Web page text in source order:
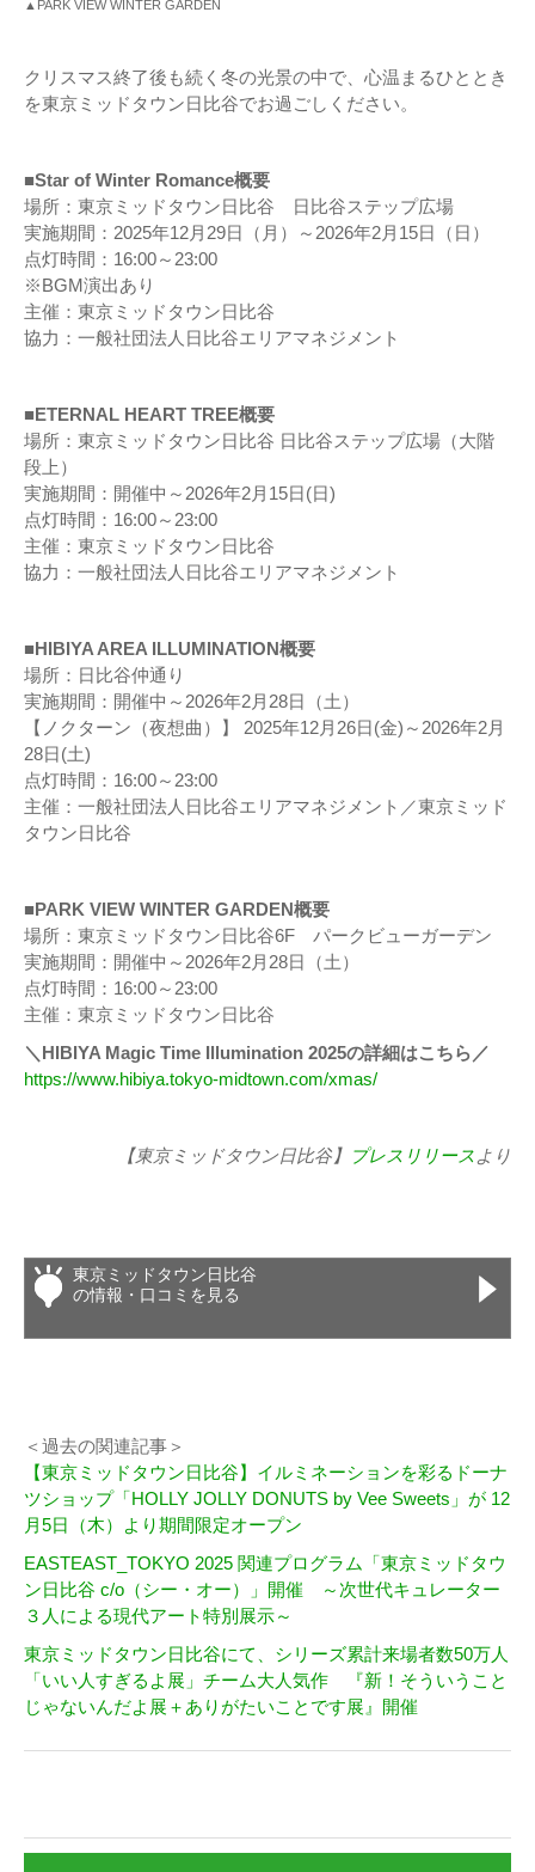
▲PARK VIEW WINTER GARDEN
クリスマス終了後も続く冬の光景の中で、心温まるひととき
を東京ミッドタウン日比谷でお過ごしください。
■Star of Winter Romance概要
場所：東京ミッドタウン日比谷 日比谷ステップ広場
実施期間：2025年12月29日（月）～2026年2月15日（日）
点灯時間：16:00～23:00
※BGM演出あり
主催：東京ミッドタウン日比谷
協力：一般社団法人日比谷エリアマネジメント
■ETERNAL HEART TREE概要
場所：東京ミッドタウン日比谷 日比谷ステップ広場（大階
段上）
実施期間：開催中～2026年2月15日(日)
点灯時間：16:00～23:00
主催：東京ミッドタウン日比谷
協力：一般社団法人日比谷エリアマネジメント
■HIBIYA AREA ILLUMINATION概要
場所：日比谷仲通り
実施期間：開催中～2026年2月28日（土）
【ノクターン（夜想曲）】 2025年12月26日(金)～2026年2月
28日(土)
点灯時間：16:00～23:00
主催：一般社団法人日比谷エリアマネジメント／東京ミッド
タウン日比谷
■PARK VIEW WINTER GARDEN概要
場所：東京ミッドタウン日比谷6F パークビューガーデン
実施期間：開催中～2026年2月28日（土）
点灯時間：16:00～23:00
主催：東京ミッドタウン日比谷
＼HIBIYA Magic Time Illumination 2025の詳細はこちら／
https://www.hibiya.tokyo-midtown.com/xmas/
【東京ミッドタウン日比谷】 プレスリリースより
東京ミッドタウン日比谷
の情報・口コミを見る
＜過去の関連記事＞
【東京ミッドタウン日比谷】イルミネーションを彩るドーナ
ツショップ「HOLLY JOLLY DONUTS by Vee Sweets」が 12
月5日（木）より期間限定オープン
EASTEAST_TOKYO 2025 関連プログラム「東京ミッドタウ
ン日比谷 c/o（シー・オー）」開催 ～次世代キュレーター
３人による現代アート特別展示～
東京ミッドタウン日比谷にて、シリーズ累計来場者数50万人
「いい人すぎるよ展」チーム大人気作 『新！そういうこと
じゃないんだよ展＋ありがたいことです展』開催